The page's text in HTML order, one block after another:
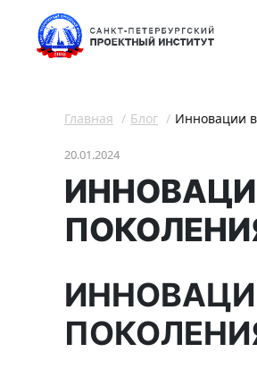
Главная Блог Инновации
20.01.2024